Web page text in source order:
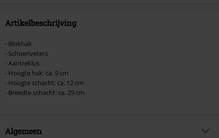
Artikelbeschrijving
- Blokhak
- Schoenveters
- Aantreklus
- Hoogte hak: ca. 9 cm
- Hoogte schacht: ca. 12 cm
- Breedte schacht: ca. 29 cm
Algemeen